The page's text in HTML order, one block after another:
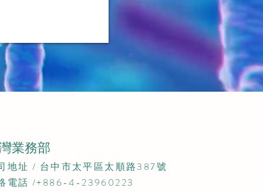
業務部
地址 / 台中市太平區太順路387號​
電話 /+886-4-23960223